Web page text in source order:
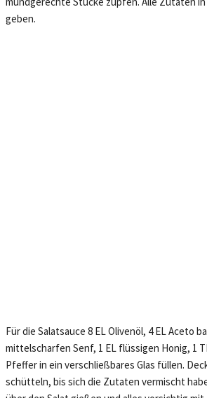
geben.
Für die Salatsauce 8 EL Olivenöl, 4 EL Aceto
mittelscharfen Senf, 1 EL flüssigen Honig, 1
Pfeffer in ein verschließbares Glas füllen.
schütteln, bis sich die Zutaten vermischt